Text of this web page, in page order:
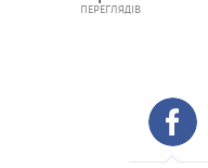
ПЕРЕГЛЯДІВ